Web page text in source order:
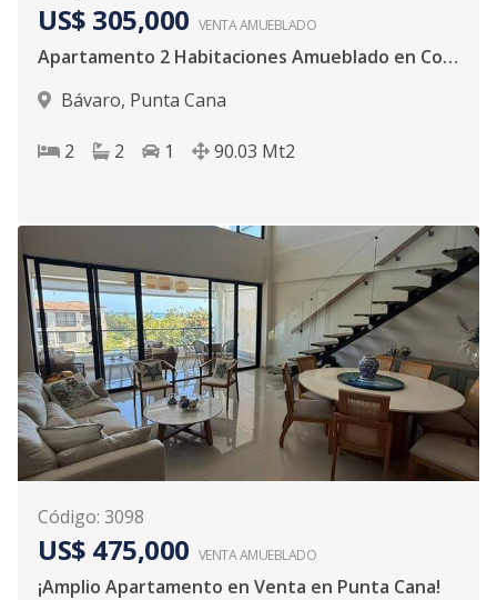
US$ 305,000 VENTA AMUEBLADO
Apartamento 2 Habitaciones Amueblado en Cocotal
Bávaro, Punta Cana
2 2 1 90.03 Mt2
Código: 3098
US$ 475,000 VENTA AMUEBLADO
¡Amplio Apartamento en Venta en Punta Cana!